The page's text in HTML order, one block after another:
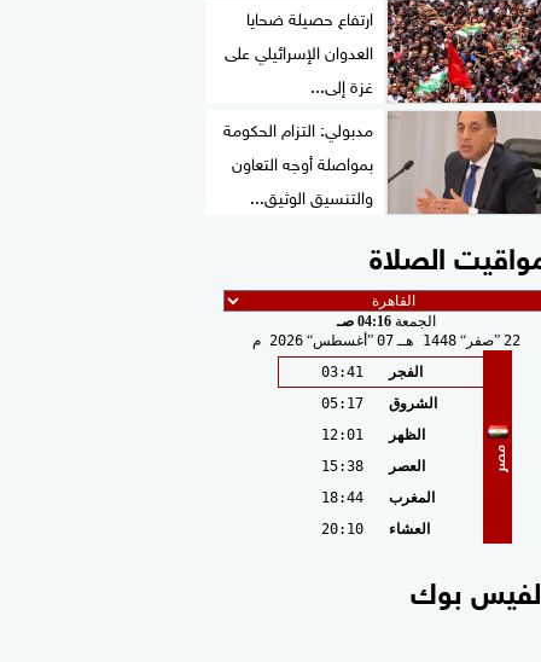
ارتفاع حصيلة ضحايا
العدوان الإسرائيلي على
غزة إلى...
مدبولي: التزام الحكومة
بمواصلة أوجه التعاون
والتنسيق الوثيق...
الصلاة
الجمعة 04:16 صـ
22 صفر 1448 هـ 07 أغسطس 2026 م
مصر
الفجر
03:41
الشروق
05:17
الظهر
12:01
العصر
15:38
المغرب
18:44
العشاء
20:10
بوك